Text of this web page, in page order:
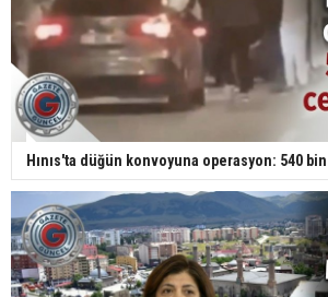
Hınıs'ta düğün konvoyuna operasyon: 540